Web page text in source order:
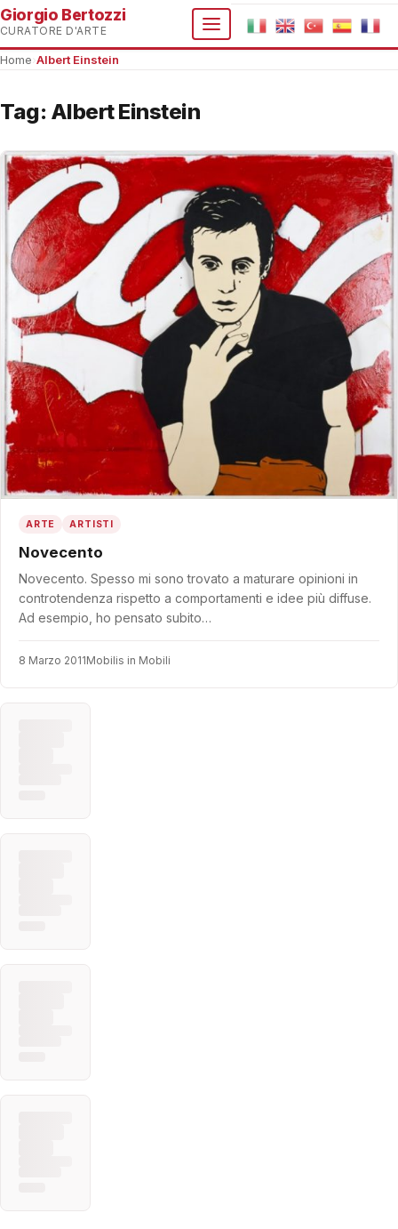
Giorgio Bertozzi
CURATORE D'ARTE
Home Albert Einstein
Tag: Albert Einstein
ARTE ARTISTI
Novecento
Novecento. Spesso mi sono trovato a maturare opinioni in
controtendenza rispetto a comportamenti e idee più diffuse.
Ad esempio, ho pensato subito…
8 Marzo 2011Mobilis in Mobili